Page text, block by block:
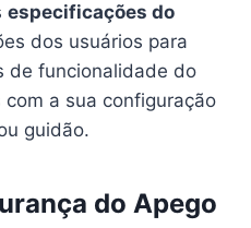
especificações do
dos usuários para
de funcionalidade do
a sua configuração
guidão.
do Apego